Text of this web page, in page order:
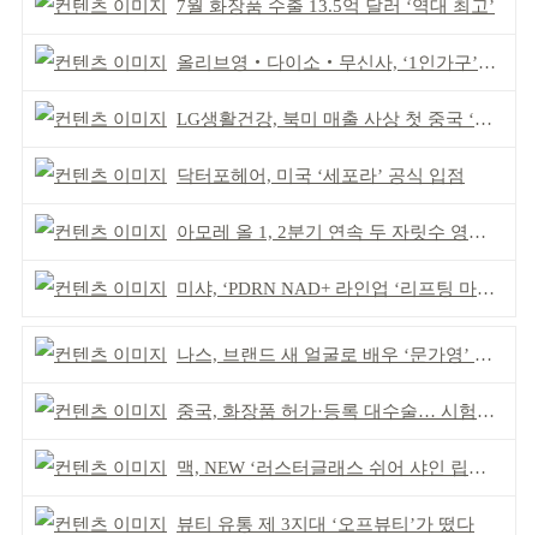
7월 화장품 수출 13.5억 달러 ‘역대 최고’
올리브영‧다이소‧무신사, ‘1인가구’가 이끈다
LG생활건강, 북미 매출 사상 첫 중국 ‘추월’
닥터포헤어, 미국 ‘세포라’ 공식 입점
아모레 올 1, 2분기 연속 두 자릿수 영업이익률 기록
미샤, ‘PDRN NAD+ 라인업 ‘리프팅 마스크’ 출시
나스, 브랜드 새 얼굴로 배우 ‘문가영’ 발탁
중국, 화장품 허가·등록 대수술… 시험자료 공용 허용
맥, NEW ‘러스터글래스 쉬어 샤인 립스틱’ 출시
뷰티 유통 제 3지대 ‘오프뷰티’가 떴다